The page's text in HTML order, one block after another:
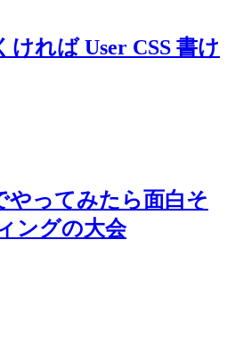
れば User CSS 書け
やってみたら面白そ
ングの大会